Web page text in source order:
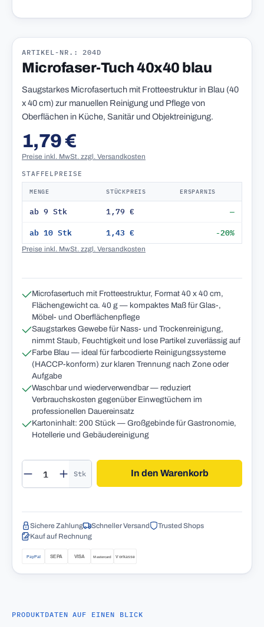
ARTIKEL-NR.: 204D
Microfaser-Tuch 40x40 blau
Saugstarkes Microfasertuch mit Frotteestruktur in Blau (40
x 40 cm) zur manuellen Reinigung und Pflege von
Oberflächen in Küche, Sanitär und Objektreinigung.
1,79 €
Preise inkl. MwSt. zzgl. Versandkosten
STAFFELPREISE
MENGE STÜCKPREIS ERSPARNIS
ab 9 Stk 1,79 € —
ab 10 Stk 1,43 € -20%
Preise inkl. MwSt. zzgl. Versandkosten
Microfasertuch mit Frotteestruktur, Format 40 x 40 cm,
Flächengewicht ca. 40 g — kompaktes Maß für Glas-,
Möbel- und Oberflächenpflege
Saugstarkes Gewebe für Nass- und Trockenreinigung,
nimmt Staub, Feuchtigkeit und lose Partikel zuverlässig auf
Farbe Blau — ideal für farbcodierte Reinigungssysteme
(HACCP-konform) zur klaren Trennung nach Zone oder
Aufgabe
Waschbar und wiederverwendbar — reduziert
Verbrauchskosten gegenüber Einwegtüchern im
professionellen Dauereinsatz
Karton­inhalt: 200 Stück — Großgebinde für Gastronomie,
Hotellerie und Gebäudereinigung
Produkt Anzahl: Gib den gewünschten
Stk In den Warenkorb
Sichere Zahlung Schneller Versand
Trusted Shops
Kauf auf Rechnung
PRODUKTDATEN AUF EINEN BLICK